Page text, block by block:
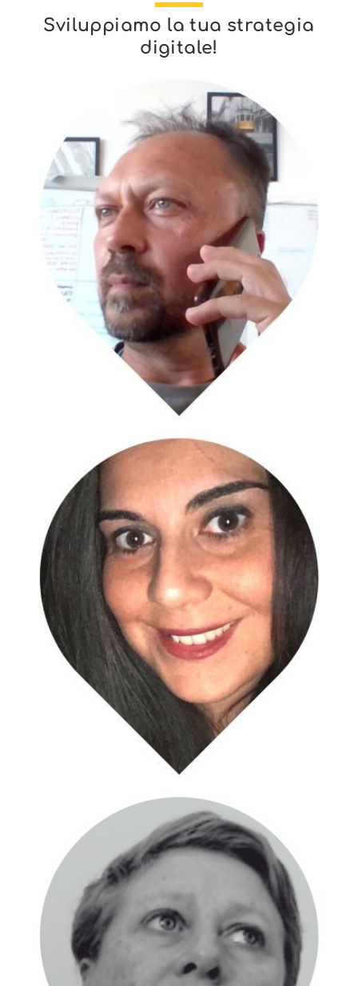
Sviluppiamo la tua strategia
digitale!
Davide Segnan
Fondatore
Digital Strategist
Project Manager
Antonella Caltabellotta